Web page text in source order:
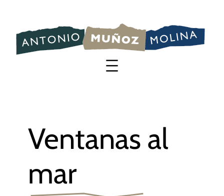
contenido
Ventanas al
mar